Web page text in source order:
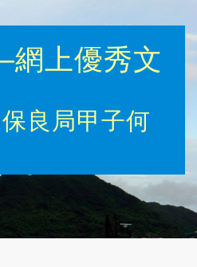
上優秀文
保良局甲子何